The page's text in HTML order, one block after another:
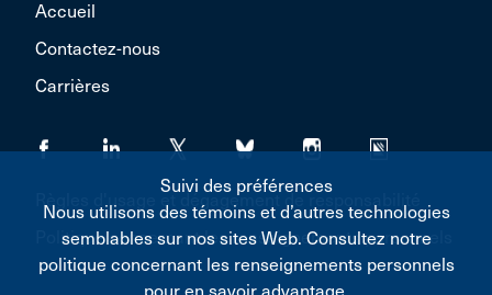
Accueil
Contactez-nous
Carrières
Règles d'usage et dégagement de responsabilité
Politique concernant les renseignements personnels
Suivi des préférences
Nous utilisons des témoins et d’autres technologies
semblables sur nos sites Web. Consultez notre
politique concernant les renseignements personnels